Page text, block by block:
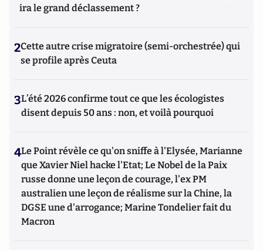
ira le grand déclassement ?
2Cette autre crise migratoire (semi-orchestrée) qui
se profile après Ceuta
3L’été 2026 confirme tout ce que les écologistes
disent depuis 50 ans : non, et voilà pourquoi
4Le Point révèle ce qu'on sniffe à l'Elysée, Marianne
que Xavier Niel hacke l'Etat; Le Nobel de la Paix
russe donne une leçon de courage, l'ex PM
australien une leçon de réalisme sur la Chine, la
DGSE une d'arrogance; Marine Tondelier fait du
Macron